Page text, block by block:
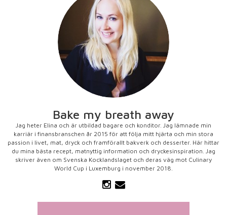
Bake my breath away
Jag heter Elina och är utbildad bagare och konditor. Jag lämnade min
karriär i finansbranschen år 2015 för att följa mitt hjärta och min stora
passion i livet, mat, dryck och framförallt bakverk och desserter. Här hittar
du mina bästa recept, matnyttig information och dryckesinspiration. Jag
skriver även om Svenska Kocklandslaget och deras väg mot Culinary
World Cup i Luxemburg i november 2018.